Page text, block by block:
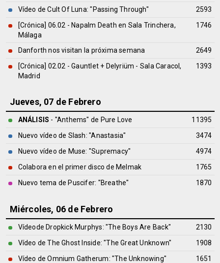
Vídeo de Cult Of Luna: "Passing Through"
2593
[Crónica] 06.02 - Napalm Death en Sala Trinchera,
Málaga
1746
Danforth nos visitan la próxima semana
2649
[Crónica] 02.02 - Gauntlet + Delyriüm - Sala Caracol,
Madrid
1393
Jueves, 07 de Febrero
ANÁLISIS - "Anthems" de Pure Love
11395
Nuevo vídeo de Slash: "Anastasia"
3474
Nuevo vídeo de Muse: "Supremacy"
4974
Colabora en el primer disco de Melmak
1765
Nuevo tema de Puscifer: "Breathe"
1870
Miércoles, 06 de Febrero
Vídeode Dropkick Murphys: "The Boys Are Back"
2130
Vídeo de The Ghost Inside: "The Great Unknown"
1908
Vídeo de Omnium Gatherum: "The Unknowing"
1651